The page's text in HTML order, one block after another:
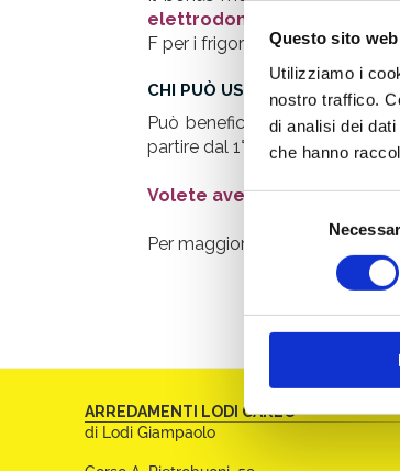
Questo sito
Utilizziamo i
nostro traffico.
di analisi dei
che hanno
Selezione
elettrodomestici nuovi
(di
F per i frigoriferi e i
CHI PUÒ USUFRUIRE DEL
Può beneficiare della
partire dal 1° gennaio
Volete avere altre
Per maggiori informazioni
CONTATTI E ALTRE
ARREDAMENTI LODI CARLO
di Lodi Giampaolo